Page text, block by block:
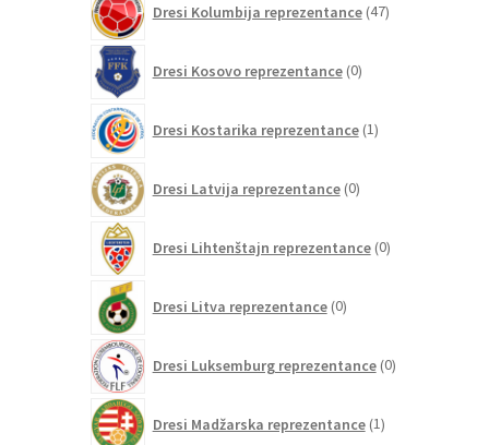
Dresi Kolumbija reprezentance 47izdelkov
Dresi Kosovo reprezentance 0izdelkov
Dresi Kostarika reprezentance 1izdelek
Dresi Latvija reprezentance 0izdelkov
Dresi Lihtenštajn reprezentance 0izdelkov
Dresi Litva reprezentance 0izdelkov
Dresi Luksemburg reprezentance 0izdelkov
Dresi Madžarska reprezentance 1izdelek